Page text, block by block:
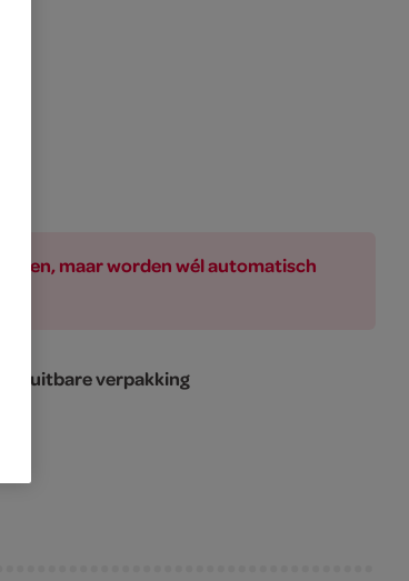
maar worden wél automatisch
verpakking